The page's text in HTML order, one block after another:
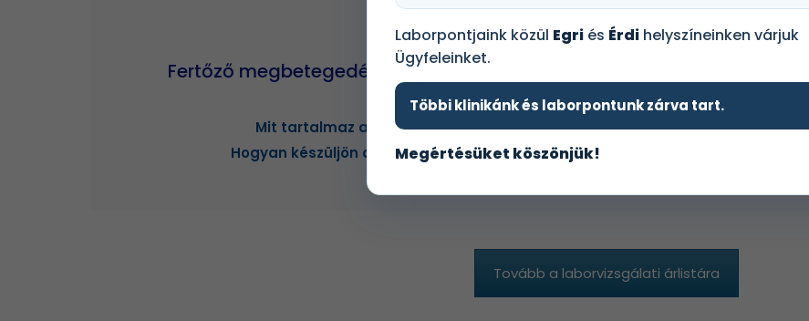
Fertőző megbetegedések laborcsomag
Mit tartalmaz a csomag?
Hogyan készüljön a vizsgálatra?
Online
Időpontot foglalok!
Tovább a laborvizsgálati árlistára
Laborpontjaink közül Egri és Érdi helyszíneinken várjuk
Ügyfeleinket.
Többi klinikánk és laborpontunk zárva tart.
Megértésüket köszönjük!